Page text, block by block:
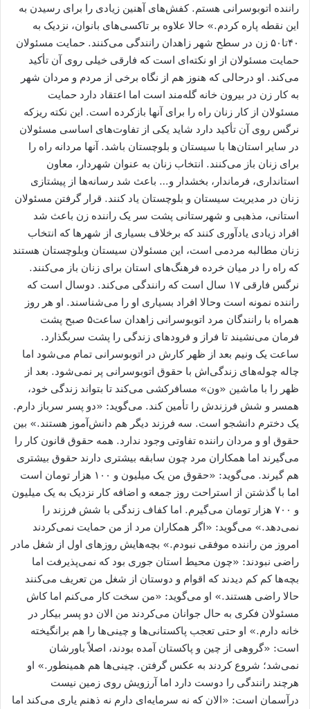
راننده اتوبوسرانی هستم. کفش‌های آهنین زیادی را برای رسیدن به
این نقطه پاره کردم.» حالا علاوه بر تاکسی‌های بانوان، نزدیک به
۴۰تا۵۰ زن در سطح شهر زاهدان رانندگی می‌کنند. حمایت مسئولان
حمایت مسئولان از او نکته‌ای است که فارقی خیلی روی آن تأکید
می‌کند. او درحالی که هنوز هم از نگاه برخی از مردم و مردان شهر
به کار زن در بیرون خانه گله‌مند است اما اعتقاد دارد حمایت
مسئولان از کار زنان راه را برای آنها بازکرده است. این نکته ریزکه
نرگس روی آن تأکید دارد شاید یکی از تفاوت‌های اساسی مسئولان
در سایر استان‌ها با سیستان و بلوچستان باشد. آنها مردانه راه را
برای زنان باز می‌کنند. انتخاب زنان به عنوان شهردار، معاون
استانداری، فرماندار، بخشدار و… باعث شد رسانه‌ها از پیشتازی
زنان در مدیریت سیستان و بلوچستان یاد کنند. قرار گرفتن مسئولان
استانی، مذهبی و شهرستانی پشت سر یک راننده زن باعث شد
افراد زیادی یادآوری کنند که برخلاف بسیاری از شهرها که انتخاب
زنان مطالبه مردمی است، این مسئولان سیستان وبلوچستان هستند
که راه را در میان خرده فرهنگ‌های استان برای زنان باز می‌کنند.
نرگس فارقی ۱۷ سال است که رانندگی می‌کند. دوسال است که
راننده نمونه است وحالا افراد بسیاری او را می‌شناسند. او هر روز
همراه با رانندگان مرد اتوبوسرانی زاهدان ساعت۵ صبح پشت
فرمان می‌نشیند تا فراز و فرودهای زندگی را پشت سربگذارد.
ساعت یک ونیم بعد از ظهر کارش در اتوبوسرانی تمام می‌شود اما
چاله چوله‌های زندگی‌اش با حقوق اتوبوسرانی پر نمی‌شود. بعد از
ظهر را با ماشین «ون» مسافرکشی می‌کند تا بتواند زندگی خود،
همسر و شش فرزندش را تأمین کند. می‌گوید: «دو پسر سرباز دارم.
یک دخترم دانشجو است. سه فرزند دیگر هم دانش‌آموز هستند.» بین
حقوق او و مردان راننده تفاوتی وجود ندارد. همه حقوق قانون کار را
می‌گیرند اما همکاران مرد چون سابقه بیشتری دارند حقوق بیشتری
هم گیرند. می‌گوید: «حقوق من یک میلیون و ۱۰۰ هزار تومان است
اما با گذشتن از استراحت روز جمعه و اضافه کار نزدیک به یک میلیون
و ۷۰۰ هزار تومان می‌گیرم. اما کفاف زندگی با شش فرزند را
نمی‌دهد.» می‌گوید: «اگر همکاران مرد از من حمایت نمی‌کردند
امروز من راننده موفقی نبودم.» بچه‌هایش روز‌های اول از شغل مادر
راضی نبودند: «چون محیط استان جوری بود که نمی‌پذیرفت اما
بچه‌ها کم کم دیدند که اقوام و دوستان از شغل من تعریف می‌کنند
حالا راضی هستند.» او می‌گوید: «من سخت کار می‌کنم اما کاش
مسئولان فکری به حال جوانان می‌کردند من الان دو پسر بیکار در
خانه دارم.» او حتی تعجب پاکستانی‌ها و چینی‌ها را هم برانگیخته
است: «گروهی از چین و پاکستان آمده بودند، اصلاً باورشان
نمی‌شد؛ شروع کردند به عکس گرفتن. چینی‌ها هم همینطور.» او
هرچند رانندگی را دوست دارد اما آرزویش روی زمین نیست
درآسمان است: «الان که نه سرمایه‌ای دارم نه ذهنم یاری می‌کند اما